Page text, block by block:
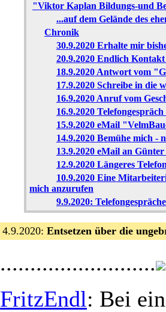
"Viktor Kaplan Bildungs-und
...auf dem Gelände des
Chronik
30.9.2020 Erhalte mir
20.9.2020 Endlich
18.9.2020 Antwort vom
17.9.2020 Schreibe in die
16.9.2020 Anruf vom
16.9.2020
15.9.2020 eMail
14.9.2020 Bemühe mich
13.9.2020 eMail an
12.9.2020 Längeres
10.9.2020 Eine
mich anzurufen
9.9.2020:
4.9.2020: Entsetzen über die
..........................
FritzEndl: Bei